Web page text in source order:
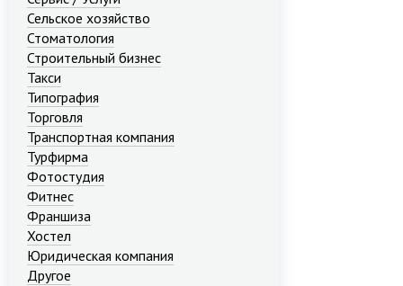
Сельское хозяйство
Стоматология
Строительный бизнес
Такси
Типография
Торговля
Транспортная компания
Турфирма
Фотостудия
Фитнес
Франшиза
Хостел
Юридическая компания
Другое